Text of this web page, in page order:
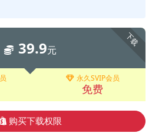
下载
39.9元
永久SVIP会员
免费
购买下载权限